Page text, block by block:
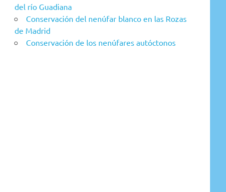
del río Guadiana
Conservación del nenúfar blanco en las Rozas
de Madrid
Conservación de los nenúfares autóctonos